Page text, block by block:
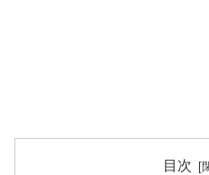
目次